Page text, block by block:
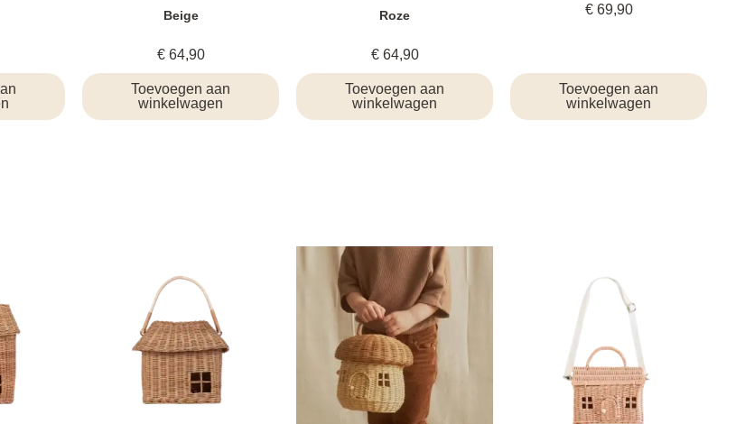
Beige
€64,90
Toevoegen aan
winkelwagen
Roze
€64,90
Toevoegen aan
winkelwagen
€69,90
Toevoegen aan
winkelwagen